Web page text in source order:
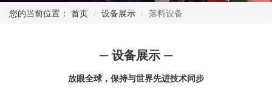
您的当前位置： 首页 设备展示 落料设备
─ 设备展示 ─
放眼全球，保持与世界先进技术同步